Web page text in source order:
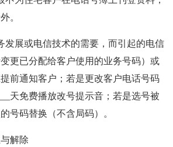
。
发展或电信技术的需要，而引起的电信
更已分配给客户使用的业务号码）或
前通知客户；若是更改客户电话号码
天免费播放改号提示音；若是选号被
号码替换（不含局码）。
解除